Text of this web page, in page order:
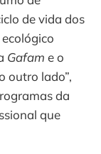
de vida dos
Gafam e o
outro lado”,
da
que